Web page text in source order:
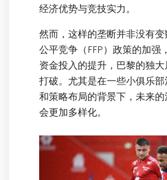
经济优势与竞技实力。
然而，这样的垄断并非没有
公平竞争（FFP）政策的加强
资金投入的提升，巴黎的独
打破。尤其是在一些小俱乐
和策略布局的背景下，未来
会更加多样化。